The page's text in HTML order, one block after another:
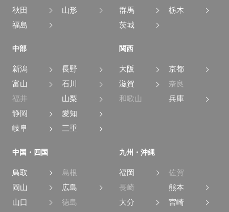
秋田
山形
福島
群馬
栃木
茨城
中部
新潟
長野
富山
石川
福井
山梨
静岡
愛知
岐阜
三重
関西
大阪
京都
滋賀
奈良
和歌山
兵庫
中国・四国
鳥取
島根
岡山
広島
山口
徳島
九州・沖縄
福岡
佐賀
長崎
熊本
大分
宮崎